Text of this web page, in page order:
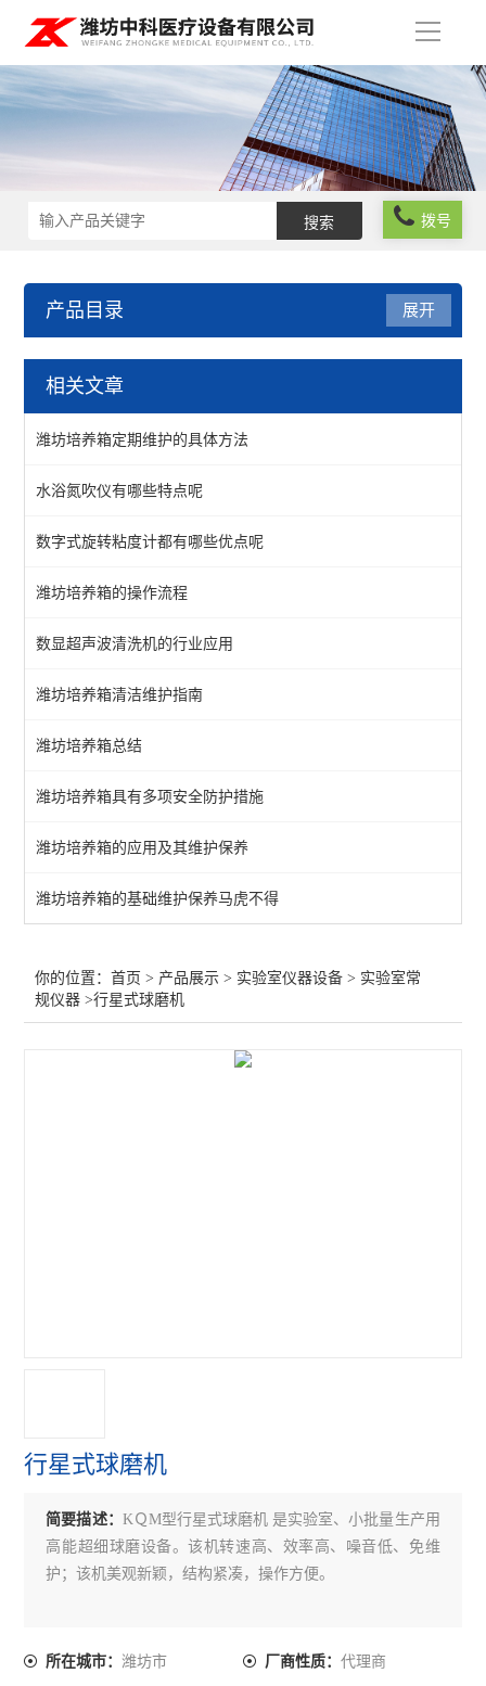
导
拨号
产品目录
实验室仪器设备
展开
相关文章
潍坊培养箱定期维护的具体方法
水浴氮吹仪有哪些特点呢
数字式旋转粘度计都有哪些优点呢
潍坊培养箱的操作流程
数显超声波清洗机的行业应用
潍坊培养箱清洁维护指南
潍坊培养箱总结
潍坊培养箱具有多项安全防护措施
潍坊培养箱的应用及其维护保养
潍坊培养箱的基础维护保养马虎不得
你的位置：首页 > 产品展示 > 实验室仪器设备 > 实验室常
规仪器 >行星式球磨机
行星式球磨机
简要描述： KＱM型行星式球磨机 是实验室、小批量生产用
高能超细球磨设备。该机转速高、效率高、噪音低、免维
护；该机美观新颖，结构紧凑，操作方便。
所在城市： 潍坊市 厂商性质： 代理商